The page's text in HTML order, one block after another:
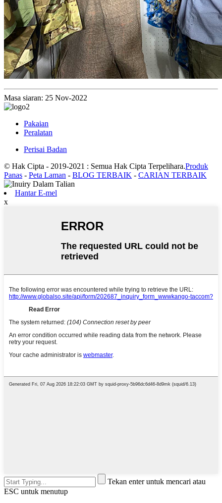
Masa siaran: 25 Nov-2022
Pakaian
Peralatan
Perisai Badan
© Hak Cipta - 2019-2021 : Semua Hak Cipta Terpelihara.Produk
Panas - Peta Laman - BLOG TERBAIK - CARIAN TERBAIK
Hantar E-mel
x
Tekan enter untuk mencari atau
ESC untuk menutup